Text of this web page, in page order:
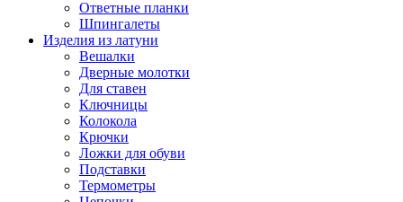
Ответные планки
Шпингалеты
Изделия из латуни
Вешалки
Дверные молотки
Для ставен
Ключницы
Колокола
Крючки
Ложки для обуви
Подставки
Термометры